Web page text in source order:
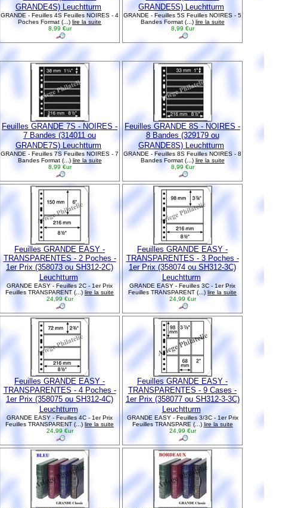
GRANDE4S) Leuchtturm
GRANDE - Feuilles 4S Feuilles NOIRES - 4
Poches Format (...) lire la suite
8,99 €ur
GRANDE5S) Leuchtturm
GRANDE - Feuilles 5S Feuilles NOIRES - 5
Bandes Format (...) lire la suite
8,99 €ur
Feuilles GRANDE 7S - NOIRES -
7 Bandes (314011 ou
GRANDE7S) Leuchtturm
GRANDE - Feuilles 7S Feuilles NOIRES - 7
Bandes Format (...) lire la suite
8,99 €ur
Feuilles GRANDE 8S - NOIRES -
8 Bandes (329179 ou
GRANDE8S) Leuchtturm
GRANDE - Feuilles 8S Feuilles NOIRES - 8
Bandes Format (...) lire la suite
8,99 €ur
Feuilles GRANDE EASY -
TRANSPARENTES - 2 Poches -
1er Prix (358073 ou SH312-2C)
Leuchtturm
GRANDE EASY - Feuilles 2C - 1er Prix
Feuilles TRANSPARENT (...) lire la suite
24,99 €ur
Feuilles GRANDE EASY -
TRANSPARENTES - 3 Poches -
1er Prix (358074 ou SH312-3C)
Leuchtturm
GRANDE EASY - Feuilles 3C - 1er Prix
Feuilles TRANSPARENT (...) lire la suite
24,99 €ur
Feuilles GRANDE EASY -
TRANSPARENTES - 4 Poches -
1er Prix (358075 ou SH312-4C)
Leuchtturm
GRANDE EASY - Feuilles 4C - 1er Prix
Feuilles TRANSPARENT (...) lire la suite
24,99 €ur
Feuilles GRANDE EASY -
TRANSPARENTES - 9 Cases -
1er Prix (358077 ou SH312-3-3C)
Leuchtturm
GRANDE EASY - Feuilles 3/3C - 1er Prix
Feuilles TRANSPARE (...) lire la suite
24,99 €ur